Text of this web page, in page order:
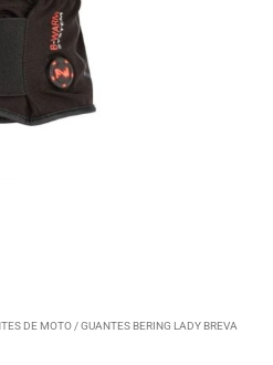
DE MOTO / GUANTES BERING LADY BREVA